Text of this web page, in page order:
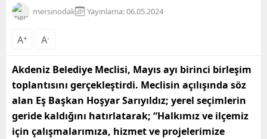
mersinodak Yayınlama: 06.05.2024
A+ A-
Akdeniz Belediye Meclisi, Mayıs ayı birinci birleşim
toplantısını gerçekleştirdi. Meclisin açılışında söz
alan Eş Başkan Hoşyar Sarıyıldız; yerel seçimlerin
geride kaldığını hatırlatarak; “Halkımız ve ilçemiz
için çalışmalarımıza, hizmet ve projelerimize